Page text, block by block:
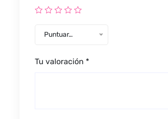
Puntuar…
Tu valoración *